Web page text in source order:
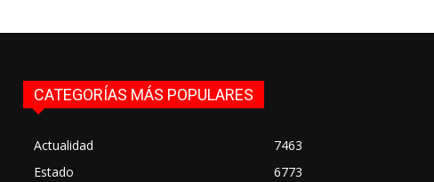
CATEGORÍAS MÁS POPULARES
Actualidad
7463
Estado
6773